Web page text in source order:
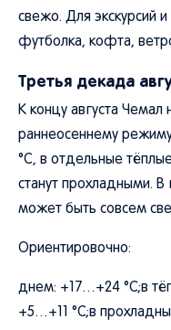
свежо. Для экскурсий
футболка, кофта,
Третья декада
К концу августа Чемал
раннеосеннему
°C, в отдельные
станут прохладными. В
может быть совсем
Ориентировочно:
днем: +17…+24 °C;в
+5…+11 °C;в